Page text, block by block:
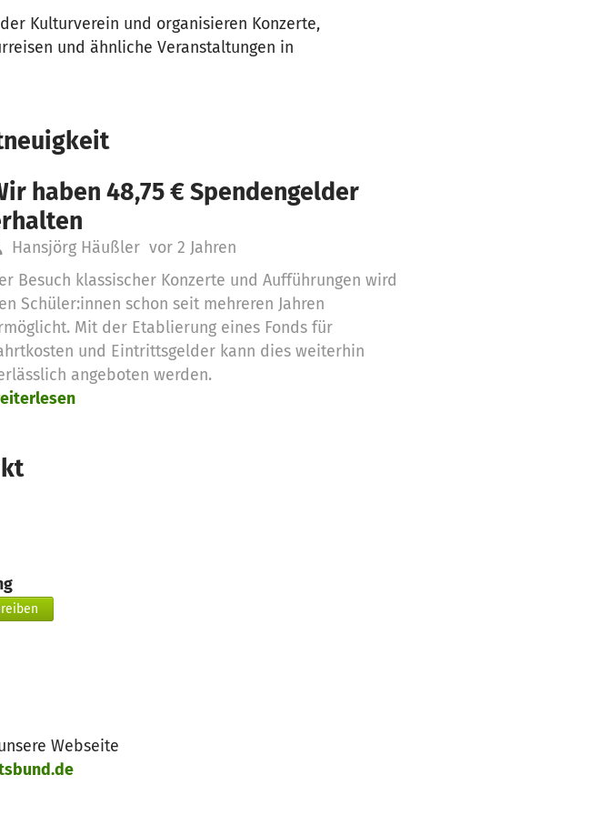
Kulturverein und organisieren Konzerte,
und ähnliche Veranstaltungen in
haben 48,75 € Spendengelder
Hansjörg Häußler vor 2 Jahren
Besuch klassischer Konzerte und Aufführungen wird
Schüler:innen schon seit mehreren Jahren
Mit der Etablierung eines Fonds für
und Eintrittsgelder kann dies weiterhin
angeboten werden.
Webseite